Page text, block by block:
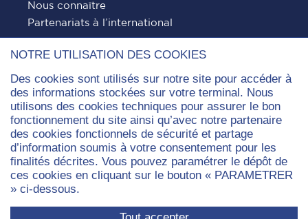
NOTRE UTILISATION DES COOKIES
Des cookies sont utilisés sur notre site pour accéder à
des informations stockées sur votre terminal. Nous
utilisons des cookies techniques pour assurer le bon
fonctionnement du site ainsi qu’avec notre partenaire
des cookies fonctionnels de sécurité et partage
d’information soumis à votre consentement pour les
finalités décrites. Vous pouvez paramétrer le dépôt de
ces cookies en cliquant sur le bouton « PARAMETRER
» ci-dessous.
Nous connaître
Partenariats à l’international
VIE DE CAMPUS
Vie associative
Bibliothèque
Welcome Event
Forum Entreprises
Découvrez nos goodies
Cycle de conférences sur les enjeux écologiques